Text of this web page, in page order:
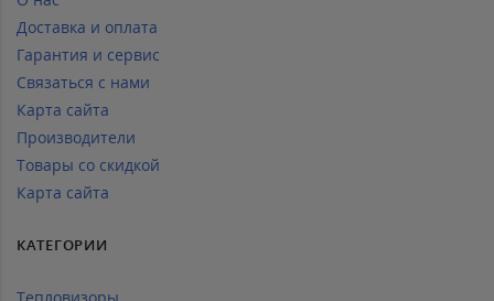
Доставка и оплата
Гарантия и сервис
Связаться с нами
Карта сайта
Производители
Товары со скидкой
Карта сайта
КАТЕГОРИИ